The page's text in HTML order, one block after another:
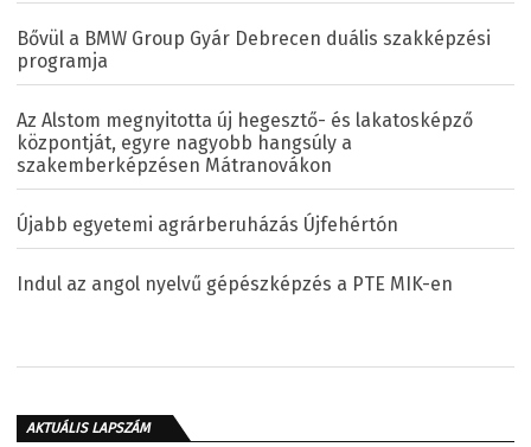
Bővül a BMW Group Gyár Debrecen duális szakképzési
programja
Az Alstom megnyitotta új hegesztő- és lakatosképző
központját, egyre nagyobb hangsúly a
szakemberképzésen Mátranovákon
Újabb egyetemi agrárberuházás Újfehértón
Indul az angol nyelvű gépészképzés a PTE MIK-en
AKTUÁLIS LAPSZÁM